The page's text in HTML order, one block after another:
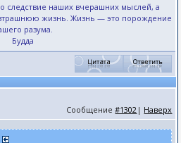
следствие наших вчерашних мыслей, а
жизнь. Жизнь — это порождение
разума.
Будда
Сообщение#1302 | Наверх